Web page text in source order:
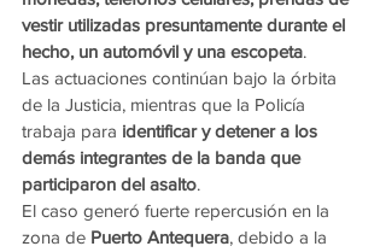
vestir utilizadas presuntamente durante el
hecho, un automóvil y una escopeta.
Las actuaciones continúan bajo la órbita
de la Justicia, mientras que la Policía
trabaja para identificar y detener a los
demás integrantes de la banda que
participaron del asalto.
El caso generó fuerte repercusión en la
zona de Puerto Antequera, debido a la